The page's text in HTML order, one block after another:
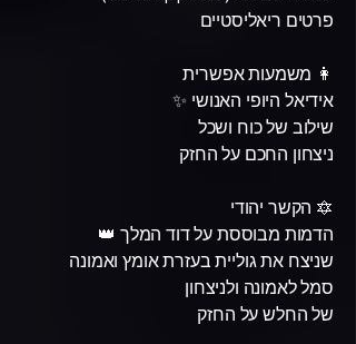
פרטים ריאליסטיים
👩 משמעות אפשרית
אידיאל היופי האנושי ✨
שילוב של כוח ושכל
ניצחון החכם על החזק
🔯 הקשר יהודי
הדמות מבוססת על דוד המלך 👑
שניצח את גוליית בעזרת אומץ ואמונה
סמל לאמונה ולניצחון
של החלש על החזק